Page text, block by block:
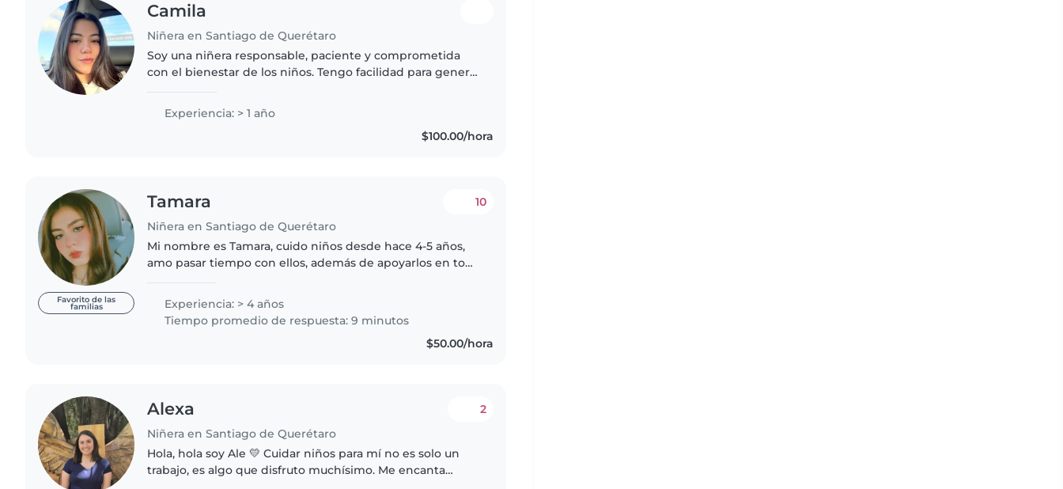
Camila
Niñera en Santiago de Querétaro
Soy una niñera responsable, paciente y comprometida
con el bienestar de los niños. Tengo facilidad para generar
desarrollo mediante..
Experiencia: > 1 año
$100.00/hora
Favorito de las
familias
Tamara
Niñera en Santiago de Querétaro
10
Mi nombre es Tamara, cuido niños desde hace 4-5 años,
amo pasar tiempo con ellos, además de apoyarlos en todo
diviertan y estén..
Experiencia: > 4 años
Tiempo promedio de respuesta: 9 minutos
$50.00/hora
Alexa
Niñera en Santiago de Querétaro
2
Hola, hola soy Ale 💛 Cuidar niños para mí no es solo un
trabajo, es algo que disfruto muchísimo. Me encanta